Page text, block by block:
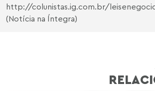
http://colunistas.ig.com.br/
(Notícia na Íntegra)